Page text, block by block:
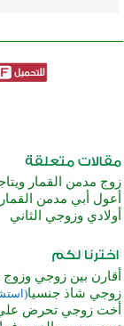
زوج مدمن القمار
أعول أبي مدمن القمار
أولادي وزوجي الثاني
أقارن بين زوجي
زوجي شاذ جنسيا
أخت زوجي تحرض